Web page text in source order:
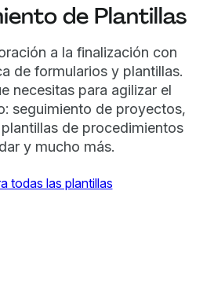
de Plantillas
a la finalización con
de formularios y plantillas.
necesitas para agilizar el
seguimiento de proyectos,
de procedimientos
y mucho más.
todas las plantillas